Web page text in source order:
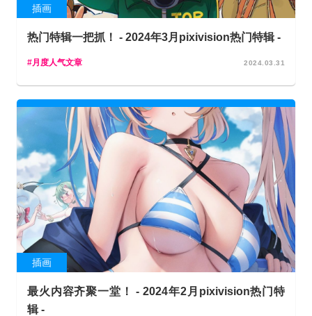
插画
热门特辑一把抓！ - 2024年3月pixivision热门特辑 -
月度人气文章 2024.03.31
插画
最火内容齐聚一堂！ - 2024年2月pixivision热门特
辑 -